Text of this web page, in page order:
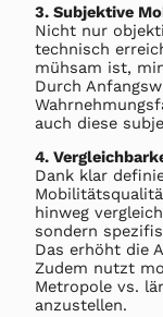
3. Subjektive
Nicht nur
technisch
mühsam ist,
Durch
auch diese
4.
Dank klar
hinweg
sondern
Das erhöht die
Zudem nutzt
Metropole vs.
anzustellen.